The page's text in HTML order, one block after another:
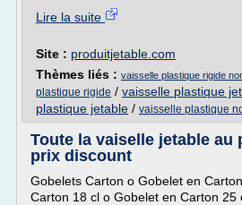
Lire la suite
Site : produitjetable.com
Thèmes liés : vaisselle plastique rigide
plastique rigide / vaisselle plastique
plastique jetable / vaisselle plastique
Toute la vaiselle jetable au
prix discount
Gobelets Carton o Gobelet en
Carton 18 cl o Gobelet en Carton 25